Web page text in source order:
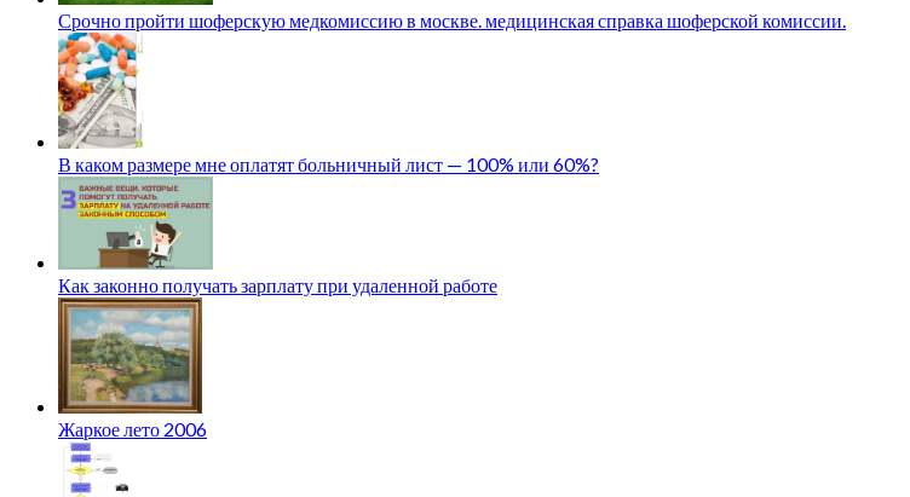
Срочно пройти шоферскую медкомиссию в москве. медицинская справка шоферской комиссии.
В каком размере мне оплатят больничный лист — 100% или 60%?
Как законно получать зарплату при удаленной работе
Жаркое лето 2006